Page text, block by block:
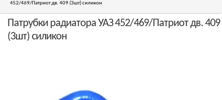
452/469/Патриот дв. 409 (3шт) силикон
Патрубки радиатора УАЗ 452/469/Патриот дв. 409
(3шт) силикон